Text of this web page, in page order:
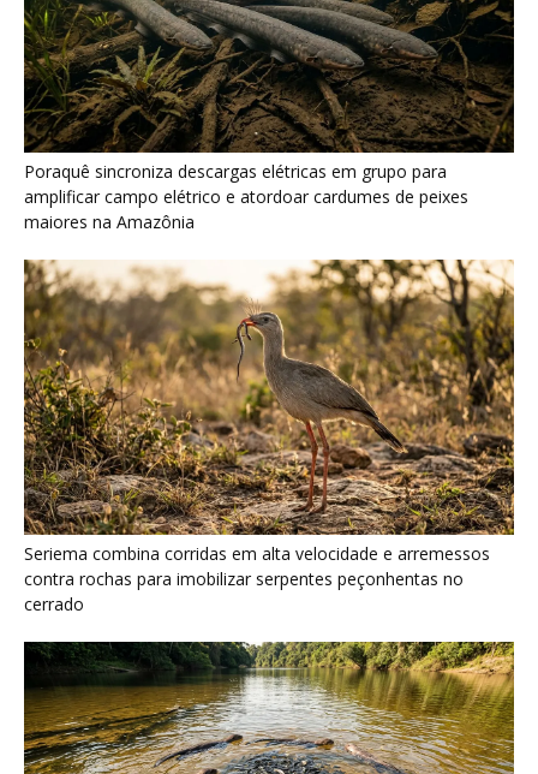
Poraquê sincroniza descargas elétricas em grupo para
amplificar campo elétrico e atordoar cardumes de peixes
maiores na Amazônia
Seriema combina corridas em alta velocidade e arremessos
contra rochas para imobilizar serpentes peçonhentas no
cerrado